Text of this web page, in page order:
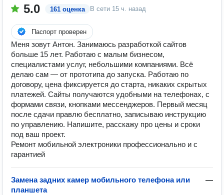
5.0 161 оценка В сети 15 ч. назад
Паспорт проверен
Меня зовут Антон. Занимаюсь разработкой сайтов
больше 15 лет. Работаю с малым бизнесом,
специалистами услуг, небольшими компаниями. Всё
делаю сам — от прототипа до запуска. Работаю по
договору, цена фиксируется до старта, никаких скрытых
платежей. Сайты получаются удобными на телефонах, с
формами связи, кнопками мессенджеров. Первый месяц
после сдачи правлю бесплатно, записываю инструкцию
по управлению. Напишите, расскажу про цены и сроки
под ваш проект.
Ремонт мобильной электроники профессионально и с
гарантией
Замена задних камер мобильного телефона или
планшета
—